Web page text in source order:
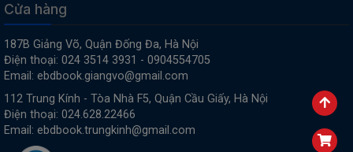
Cửa hàng
187B Giảng Võ, Quận Đống Đa, Hà Nội
Điện thoại: 024 3514 3931 - 0904554705
Email: ebdbook.giangvo@gmail.com
112 Trung Kính - Tòa Nhà F5, Quận Cầu Giấy, Hà Nội
Điện thoại: 024.628.22466
Email: ebdbook.trungkinh@gmail.com